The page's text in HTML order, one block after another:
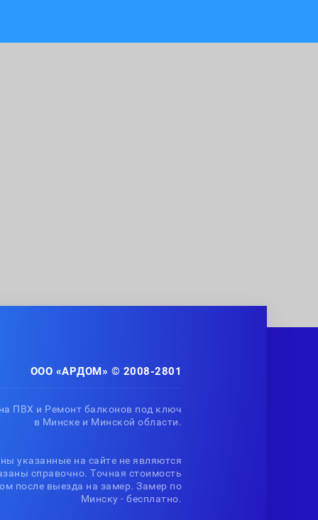
ООО «АРДОМ» © 2008-2801
ПВХ и Ремонт балконов под ключ
в Минске и Минской области.
указанные на сайте не являются
справочно. Точная стоимость
после выезда на замер. Замер по
Минску - бесплатно.